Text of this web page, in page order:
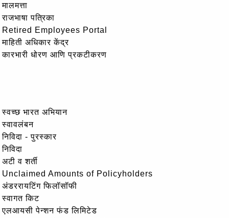
मालमत्ता
राजभाषा पत्रिका
Retired Employees Portal
माहिती अधिकार केंद्र
कारभारी धोरण आणि प्रकटीकरण
स्वच्छ भारत अभियान
स्वावलंबन
निविदा - पुरस्कार
निविदा
अटी व शर्ती
Unclaimed Amounts of Policyholders
अंडररायटिंग फिलॉसॉफी
स्वागत किट
एलआयसी पेन्शन फंड लिमिटेड